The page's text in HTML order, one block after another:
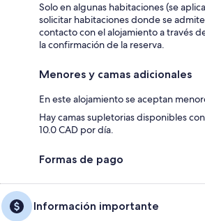
Solo en algunas habitaciones (se
solicitar habitaciones donde se
contacto con el alojamiento a través
la confirmación de la reserva.
Menores y camas adicionales
En este alojamiento se aceptan
Hay camas supletorias disponibles
10.0 CAD por día.
Formas de pago
Información importante